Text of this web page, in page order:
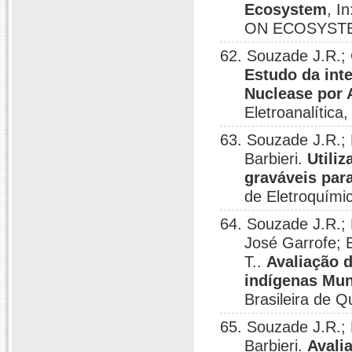
Ecosystem,
ON
62. Souzade J.R.;
Estudo da
Nuclease por
63. Souzade J.R.;
Barbieri.
graváveis
de
64. Souzade J.R.;
José Garrofe;
T.. Avaliação
indígenas
Brasileira de
65. Souzade J.R.;
Barbieri.